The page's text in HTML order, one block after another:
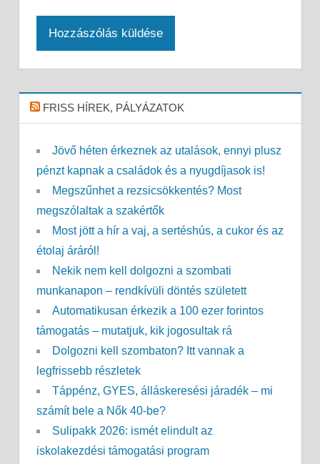
FRISS HÍREK, PÁLYÁZATOK
Jövő héten érkeznek az utalások, ennyi plusz
pénzt kapnak a családok és a nyugdíjasok is!
Megszűnhet a rezsicsökkentés? Most
megszólaltak a szakértők
Most jött a hír a vaj, a sertéshús, a cukor és az
étolaj áráról!
Nekik nem kell dolgozni a szombati
munkanapon – rendkívüli döntés született
Automatikusan érkezik a 100 ezer forintos
támogatás – mutatjuk, kik jogosultak rá
Dolgozni kell szombaton? Itt vannak a
legfrissebb részletek
Táppénz, GYES, álláskeresési járadék – mi
számít bele a Nők 40-be?
Sulipakk 2026: ismét elindult az
iskolakezdési támogatási program